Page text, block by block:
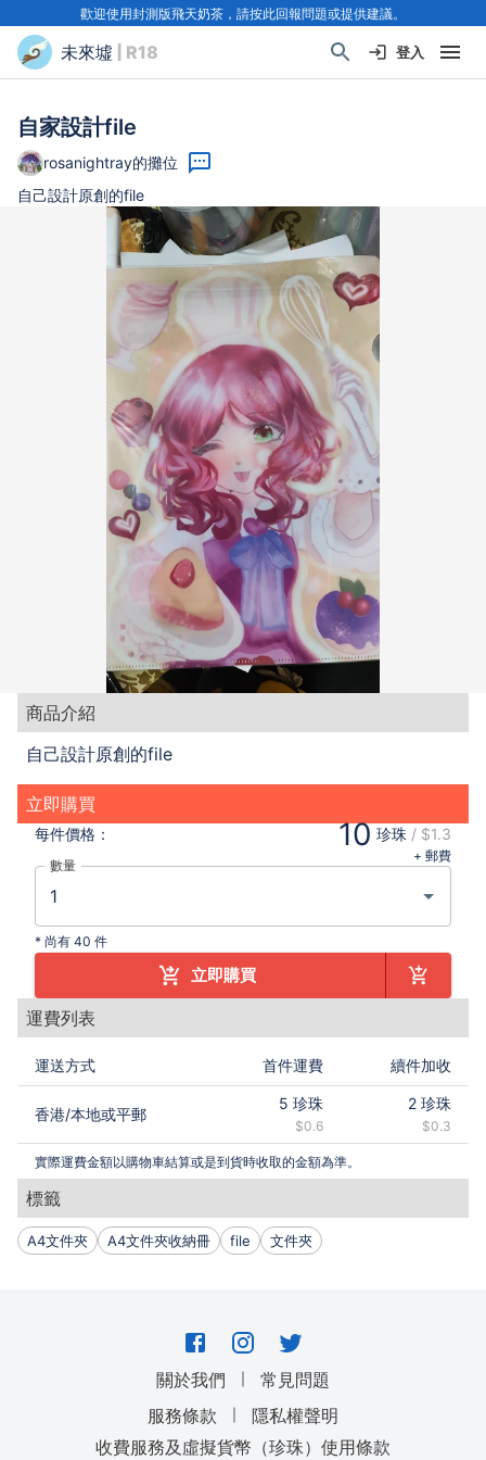
歡迎使用封測版飛天奶茶，請按此回報問題或提供建議。
未來墟 | R18 登入
自家設計file
rosanightray的攤位
自己設計原創的file
商品介紹
自己設計原創的file
立即購買
每件價格： 10 珍珠 / $1.3
+ 郵費
數量
* 尚有 40 件
立即購買
運費列表
運送方式 首件運費 續件加收
香港/本地或平郵
5 珍珠
$0.6
2 珍珠
$0.3
實際運費金額以購物車結算或是到貨時收取的金額為準。
標籤
A4文件夾 A4文件夾收納冊 file 文件夾
關於我們 ｜
常見問題
服務條款
｜
隱私權聲明
收費服務及虛擬貨幣（珍珠）使用條款